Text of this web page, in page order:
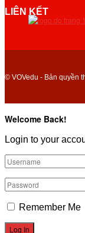
LIÊN KẾT
© VOVedu - Bản quyền
Welcome Back!
Login to your
Remember Me